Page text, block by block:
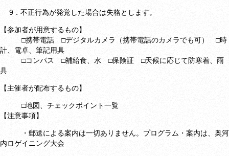
9．不正行為が発覚した場合は失格とします。
【参加者が用意するもの】
□携帯電話 □デジタルカメラ（携帯電話のカメラでも可） □時
計、電卓、筆記用具
□コンパス □補給食、水 □保険証 □天候に応じて防寒着、雨
具
【主催者が配布するもの】
□地図、チェックポイント一覧
【注意事項】
・郵送による案内は一切ありません。プログラム・案内は、奥河
内ロゲイニング大会